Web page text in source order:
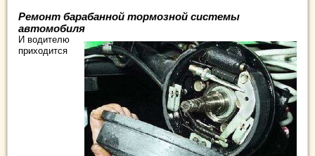
Ремонт барабанной тормозной системы
автомобиля
И водителю
приходится